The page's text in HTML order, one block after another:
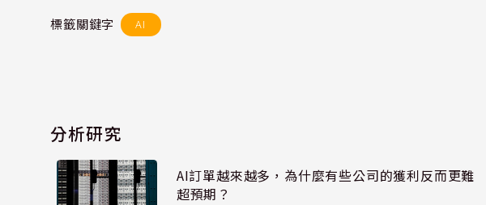
標籤關鍵字 AI
分析研究
AI訂單越來越多，為什麼有些公司的獲利反而更難
超預期？